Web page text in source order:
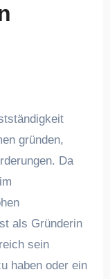
gründen,
Da
als Gründerin
sein
haben oder ein